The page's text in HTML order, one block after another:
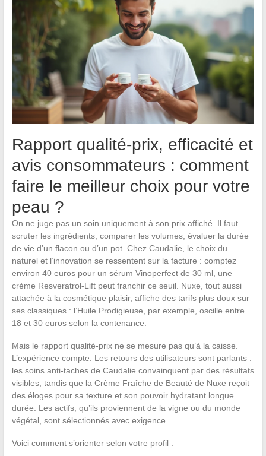
Rapport qualité-prix, efficacité et
avis consommateurs : comment
faire le meilleur choix pour votre
peau ?
On ne juge pas un soin uniquement à son prix affiché. Il faut
scruter les ingrédients, comparer les volumes, évaluer la durée
de vie d’un flacon ou d’un pot. Chez Caudalie, le choix du
naturel et l’innovation se ressentent sur la facture : comptez
environ 40 euros pour un sérum Vinoperfect de 30 ml, une
crème Resveratrol-Lift peut franchir ce seuil. Nuxe, tout aussi
attachée à la cosmétique plaisir, affiche des tarifs plus doux sur
ses classiques : l’Huile Prodigieuse, par exemple, oscille entre
18 et 30 euros selon la contenance.
Mais le rapport qualité-prix ne se mesure pas qu’à la caisse.
L’expérience compte. Les retours des utilisateurs sont parlants :
les soins anti-taches de Caudalie convainquent par des résultats
visibles, tandis que la Crème Fraîche de Beauté de Nuxe reçoit
des éloges pour sa texture et son pouvoir hydratant longue
durée. Les actifs, qu’ils proviennent de la vigne ou du monde
végétal, sont sélectionnés avec exigence.
Voici comment s’orienter selon votre profil :